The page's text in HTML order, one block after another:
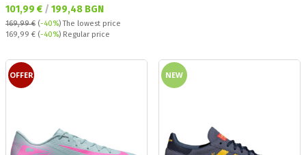
Текуща цена:
101,99 € / 199,48 BGN
169,99 € (-40%)The lowest price
Regular price:
169,99 € (-40%) Regular price
OFFER NEW